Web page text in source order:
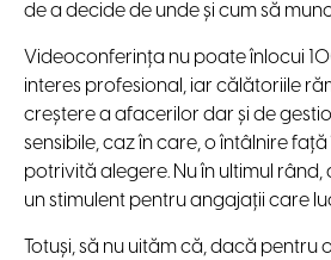
de a decide de unde și cum să
Videoconferința nu poate înlocui
interes profesional, iar călătoriile
creștere a afacerilor dar și de
sensibile, caz în care, o întâlnire
potrivită alegere. Nu în ultimul
un stimulent pentru angajații care
Totuși, să nu uităm că, dacă pentru